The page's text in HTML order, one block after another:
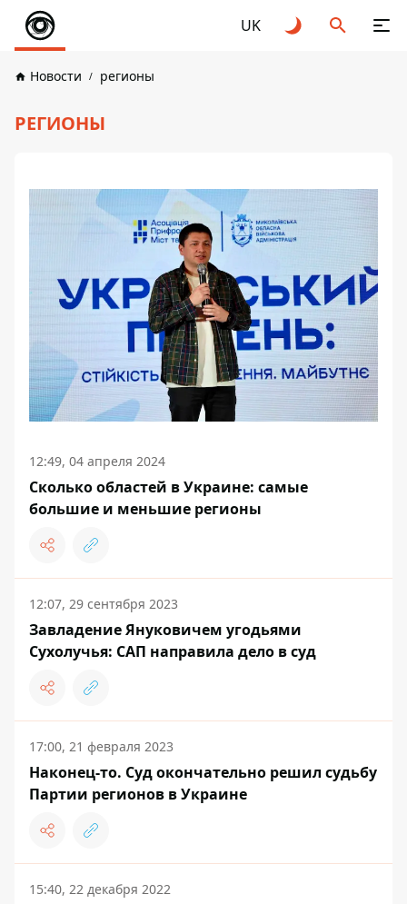
UK
Новости регионы
РЕГИОНЫ
12:49, 04 апреля 2024
Сколько областей в Украине: самые
большие и меньшие регионы
12:07, 29 сентября 2023
Завладение Януковичем угодьями
Сухолучья: САП направила дело в суд
17:00, 21 февраля 2023
Наконец-то. Суд окончательно решил судьбу
Партии регионов в Украине
15:40, 22 декабря 2022